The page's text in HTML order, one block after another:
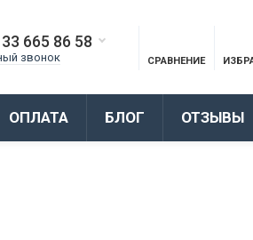
665 86 58
звонок СРАВНЕНИЕ
ОПЛАТА БЛОГ ОТЗЫВЫ